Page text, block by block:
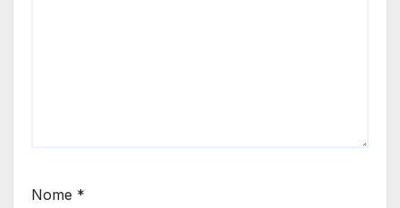
Nome *